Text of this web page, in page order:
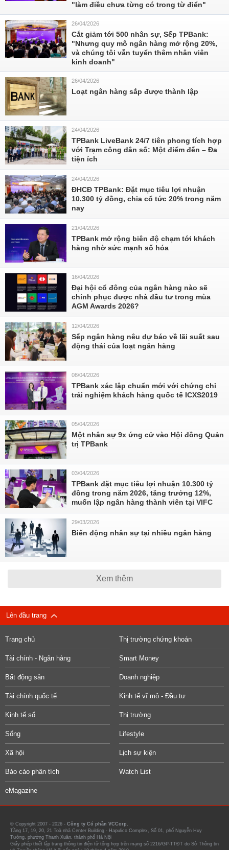
"làm điều chưa từng có trong từ điển"
26/04/2026
Cắt giảm tới 500 nhân sự, Sếp TPBank:
"Nhưng quy mô ngân hàng mở rộng 20%,
và chúng tôi vẫn tuyển thêm nhân viên
kinh doanh"
26/04/2026
Loạt ngân hàng sắp được thành lập
24/04/2026
TPBank LiveBank 24/7 tiên phong tích hợp
với Trạm công dân số: Một điểm đến – Đa
tiện ích
24/04/2026
ĐHCĐ TPBank: Đặt mục tiêu lợi nhuận
10.300 tỷ đồng, chia cổ tức 20% trong năm
nay
21/04/2026
TPBank mở rộng biên độ chạm tới khách
hàng nhờ sức mạnh số hóa
16/04/2026
Đại hội cổ đông của ngân hàng nào sẽ
chinh phục được nhà đầu tư trong mùa
AGM Awards 2026?
12/04/2026
Sếp ngân hàng nêu dự báo về lãi suất sau
động thái của loạt ngân hàng
08/04/2026
TPBank xác lập chuẩn mới với chứng chỉ
trải nghiệm khách hàng quốc tế ICXS2019
05/04/2026
Một nhân sự 9x ứng cử vào Hội đồng Quản
trị TPBank
03/04/2026
TPBank đặt mục tiêu lợi nhuận 10.300 tỷ
đồng trong năm 2026, tăng trưởng 12%,
muốn lập ngân hàng thành viên tại VIFC
29/03/2026
Biến động nhân sự tại nhiều ngân hàng
Xem thêm
Lên đầu trang
Trang chủ Thị trường chứng khoán
Tài chính - Ngân hàng Smart Money
Bất động sản Doanh nghiệp
Tài chính quốc tế Kinh tế vĩ mô - Đầu tư
Kinh tế số Thị trường
Sống Lifestyle
Xã hội Lịch sự kiện
Báo cáo phân tích Watch List
eMagazine
© Copyright 2007 - 2026 - Công ty Cổ phần VCCorp.
Tầng 17, 19, 20, 21 Toà nhà Center Building - Hapulico Complex, Số 01, phố Nguyễn Huy
Tưởng, phường Thanh Xuân, thành phố Hà Nội
Giấy phép thiết lập trang thông tin điện tử tổng hợp trên mạng số 2216/GP-TTĐT do Sở Thông tin